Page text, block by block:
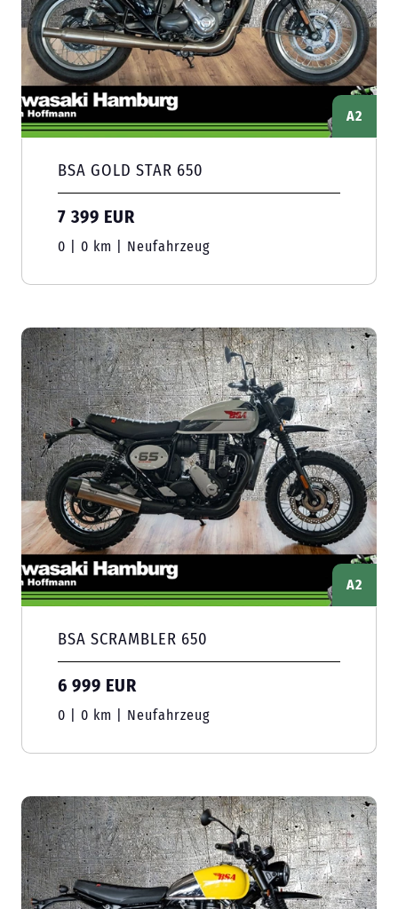
A2
BSA GOLD STAR 650
7 399 EUR
0 | 0 km | Neufahrzeug
A2
BSA SCRAMBLER 650
6 999 EUR
0 | 0 km | Neufahrzeug